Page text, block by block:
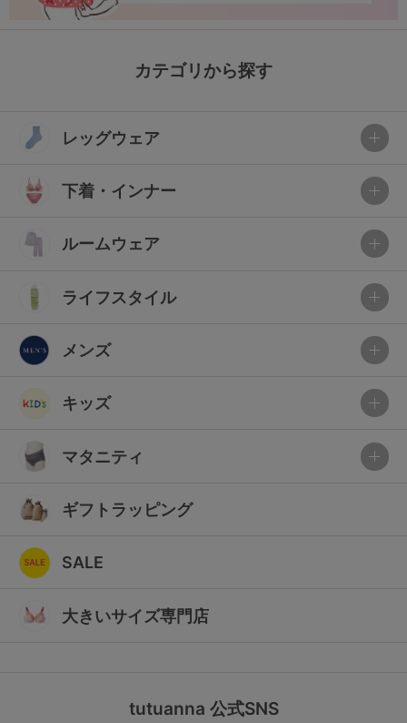
カテゴリから探す
レッグウェア
下着・インナー
ルームウェア
ライフスタイル
メンズ
キッズ
マタニティ
ギフトラッピング
SALE
大きいサイズ専門店
tutuanna 公式SNS